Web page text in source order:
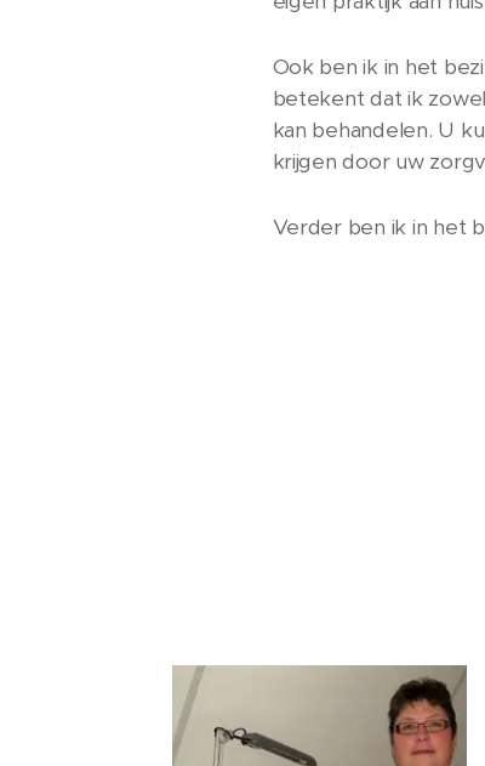
Ook ben ik in het
betekent dat ik
kan behandelen. U
krijgen door uw
Verder ben ik in het